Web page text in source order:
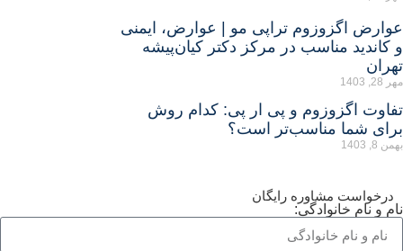
اگزوزوم تراپی مو | عوارض، ایمنی
کاندید مناسب در مرکز دکتر کیان‌پیشه
28, 1403
اگزوزوم و پی ار پی: کدام روش
شما مناسب‌تر است؟
8, 1403
درخواست مشاوره رایگان
و نام خانوادگی: